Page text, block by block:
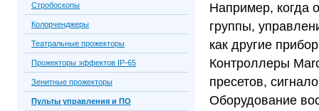
Например, когда
группы,
как другие
Контроллеры
пресетов,
Оборудование
Стробоскопы
Колорченджеры
Театральные прожекторы
Прожекторы эффектов IP-65
Зенитные прожекторы
Пульты управления и ПО